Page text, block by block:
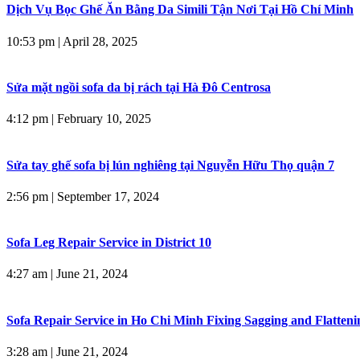
Dịch Vụ Bọc Ghế Ăn Bằng Da Simili Tận Nơi Tại Hồ Chí Minh
10:53 pm | April 28, 2025
Sửa mặt ngồi sofa da bị rách tại Hà Đô Centrosa
4:12 pm | February 10, 2025
Sửa tay ghế sofa bị lún nghiêng tại Nguyễn Hữu Thọ quận 7
2:56 pm | September 17, 2024
Sofa Leg Repair Service in District 10
4:27 am | June 21, 2024
Sofa Repair Service in Ho Chi Minh Fixing Sagging and
3:28 am | June 21, 2024